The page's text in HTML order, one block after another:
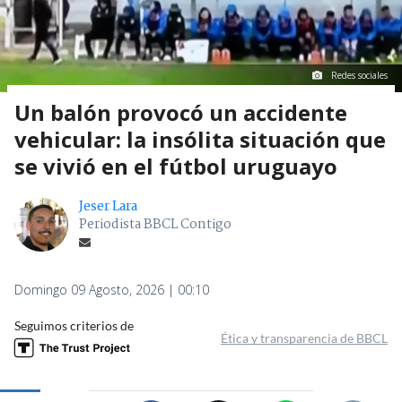
Redes sociales
Un balón provocó un accidente
vehicular: la insólita situación que
se vivió en el fútbol uruguayo
Jeser Lara
Periodista BBCL Contigo
Domingo 09 Agosto, 2026 | 00:10
Seguimos criterios de
Ética y transparencia de BBCL